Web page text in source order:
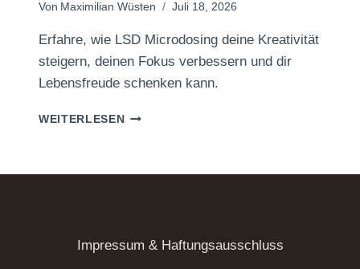
Von Maximilian Wüsten Juli 18, 2026
Erfahre, wie LSD Microdosing deine Kreativität
steigern, deinen Fokus verbessern und dir
Lebensfreude schenken kann.
WEITERLESENLSD
KÖNNEN
Impressum & Haftungsausschluss